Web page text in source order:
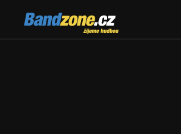
Bandzone.cz
žijeme hudbou